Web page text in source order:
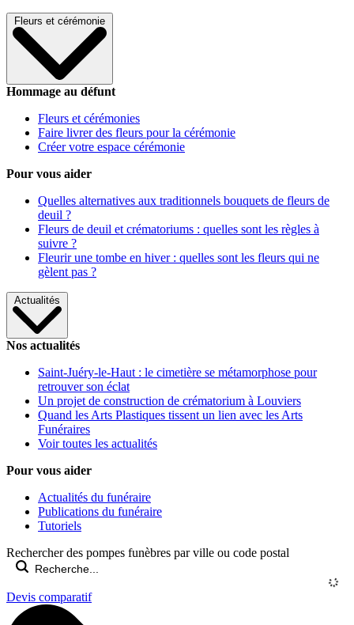
Fleurs et cérémonie
Hommage au défunt
Fleurs et cérémonies
Faire livrer des fleurs pour la cérémonie
Créer votre espace cérémonie
Pour vous aider
Quelles alternatives aux traditionnels bouquets de fleurs de
deuil ?
Fleurs de deuil et crématoriums : quelles sont les règles à
suivre ?
Fleurir une tombe en hiver : quelles sont les fleurs qui ne
gèlent pas ?
Actualités
Nos actualités
Saint-Juéry-le-Haut : le cimetière se métamorphose pour
retrouver son éclat
Un projet de construction de crématorium à Louviers
Quand les Arts Plastiques tissent un lien avec les Arts
Funéraires
Voir toutes les actualités
Pour vous aider
Actualités du funéraire
Publications du funéraire
Tutoriels
Rechercher des pompes funèbres par ville ou code postal
Devis comparatif